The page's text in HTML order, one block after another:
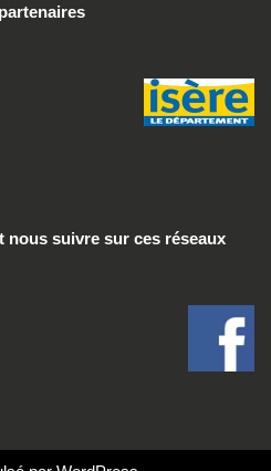
nous suivre sur ces réseaux